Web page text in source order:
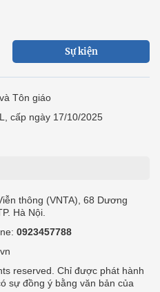
Sự kiện
Tôn giáo
cấp ngày 17/10/2025
thông (VNTA), 68 Dương
Hà Nội.
0923457788
reserved. Chỉ được phát hành
sự đồng ý bằng văn bản của